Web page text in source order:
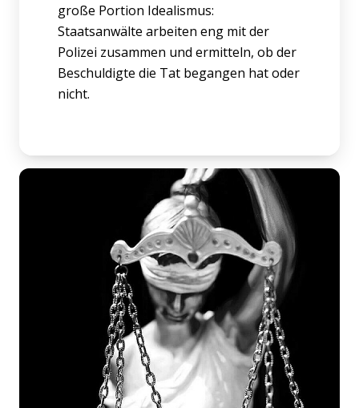
große Portion Idealismus:
Staatsanwälte arbeiten eng mit der
Polizei zusammen und ermitteln, ob der
Beschuldigte die Tat begangen hat oder
nicht.